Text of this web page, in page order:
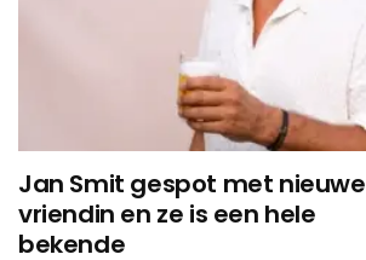
Jan Smit gespot met nieuwe
vriendin en ze is een hele
bekende